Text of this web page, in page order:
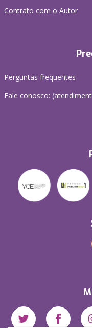
Contrato com o Autor
Perguntas frequentes
Fale conosco: